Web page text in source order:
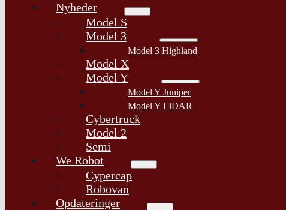
Nyheder
Model S
Model 3
Model 3 Highland
Model X
Model Y
Model Y Juniper
Model Y LiDAR
Cybertruck
Model 2
Semi
We Robot
Cypercap
Robovan
Opdateringer